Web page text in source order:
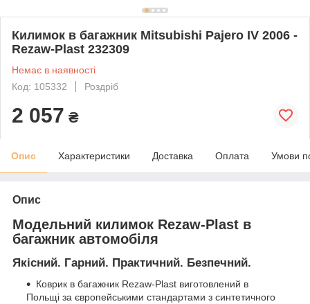
Килимок в багажник Mitsubishi Pajero IV 2006 -
Rezaw-Plast 232309
Немає в наявності
Код: 105332
Роздріб
2 057 ₴
Опис Характеристики Доставка Оплата Умови
Опис
Модельний килимок Rezaw-Plast в
багажник автомобіля
Якісний. Гарний. Практичний. Безпечний.
Коврик в багажник Rezaw-Plast виготовлений в
Польщі за європейськими стандартами з синтетичного